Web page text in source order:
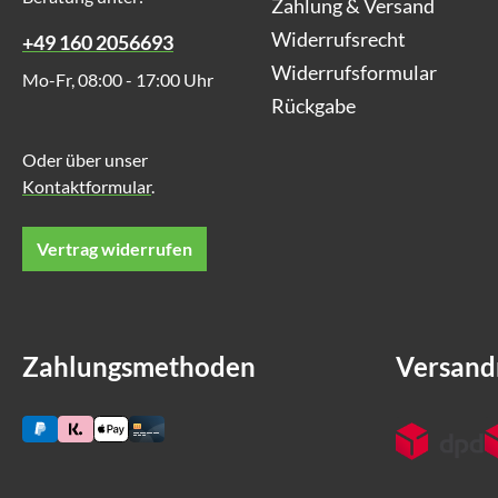
von Feuchtigkeit und Ammoniak. Perfekt
geeignet für: Pferde, Ponys, Esel und viele
andere Stalltiere. Lagerung: Trocken lagern und
vor Sonneneinstrahlung schützen
+49 160 2056693
Mo-Fr, 08:00 - 17:00 Uhr
Oder über unser
Kontaktformular.
Vertrag widerrufen
Zahlung & Versand
Widerrufsrecht
Widerrufsformular
Rückgabe
Zahlungsmethoden